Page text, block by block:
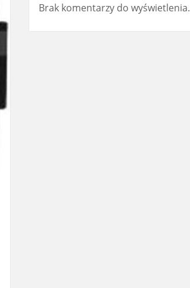
Brak komentarzy do wyświetlenia.